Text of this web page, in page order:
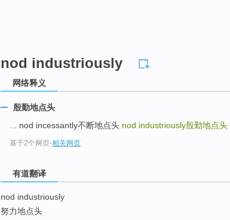
nod industriously
网络释义
殷勤地点头
... nod incessantly不断地点头 nod industriously殷勤地点头
基于2个网页-相关网页
有道翻译
nod industriously
努力地点头